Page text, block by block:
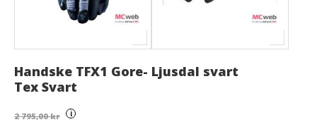
Handske TFX1 Gore-
Tex Svart
2 795,00 kr i
Ljusdal svart